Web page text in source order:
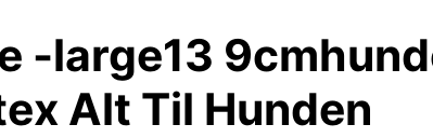
-large13
Alt Til Hunden